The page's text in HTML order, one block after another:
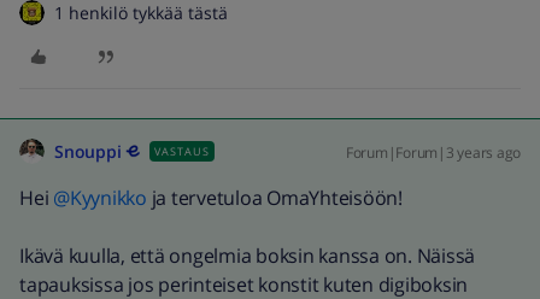
1 henkilö tykkää tästä
Snouppi VASTAUS Forum|Forum|3 years ago
Hei @Kyynikko ja tervetuloa OmaYhteisöön!
Ikävä kuulla, että ongelmia boksin kanssa on. Näissä
tapauksissa jos perinteiset konstit kuten digiboksin